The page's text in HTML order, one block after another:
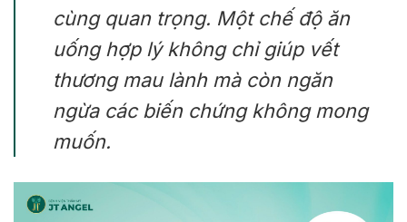
cùng quan trọng. Một chế độ ăn
uống hợp lý không chỉ giúp vết
thương mau lành mà còn ngăn
ngừa các biến chứng không mong
muốn.